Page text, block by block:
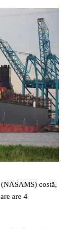
costă,
are 4